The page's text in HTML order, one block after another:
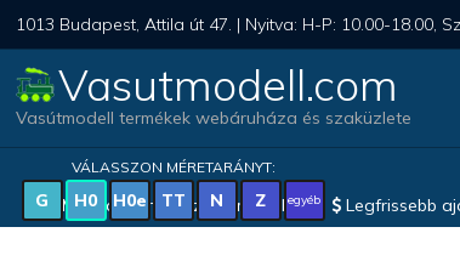
1013 Budapest, Attila út 47. | Nyitva: H-P: 10.00-18.00,
Vasutmodell.com
Vasútmodell termékek webáruháza és szaküzlete
VÁLASSZON MÉRETARÁNYT:
G H0 H0e TT N Z egyéb
Magyar vonatkozású modellek
Legfrissebb